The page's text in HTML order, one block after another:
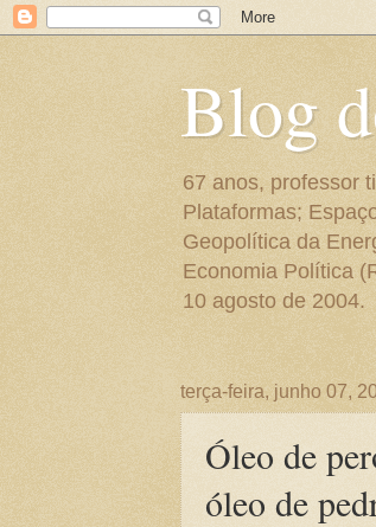
Blog
67 anos, professor
Plataformas;
Geopolítica da
Economia Política
10 agosto de 2004.
terça-feira, junho 07,
Óleo de
óleo de